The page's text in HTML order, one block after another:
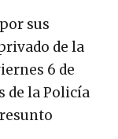
sus
de la
6 de
de la Policía